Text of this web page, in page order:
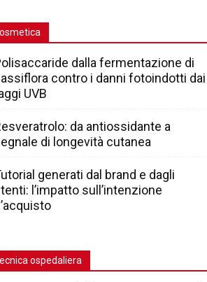
dalla fermentazione di
contro i danni fotoindotti dai
UVB
da antiossidante a
di longevità cutanea
generati dal brand e dagli
l’impatto sull’intenzione
ospedaliera